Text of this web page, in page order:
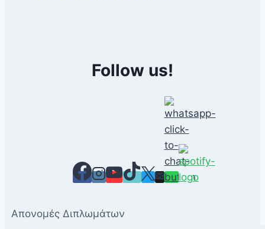
Follow us!
Απονομές Διπλωμάτων